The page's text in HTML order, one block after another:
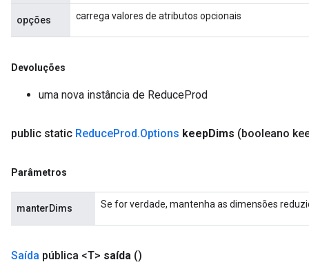
opções carrega valores de atributos opcionais
Devoluções
uma nova instância de ReduceProd
public static ReduceProd.Options keepDims (booleano
Parâmetros
manterDims Se for verdade, mantenha as dimensões
Saída pública <T> saída ()